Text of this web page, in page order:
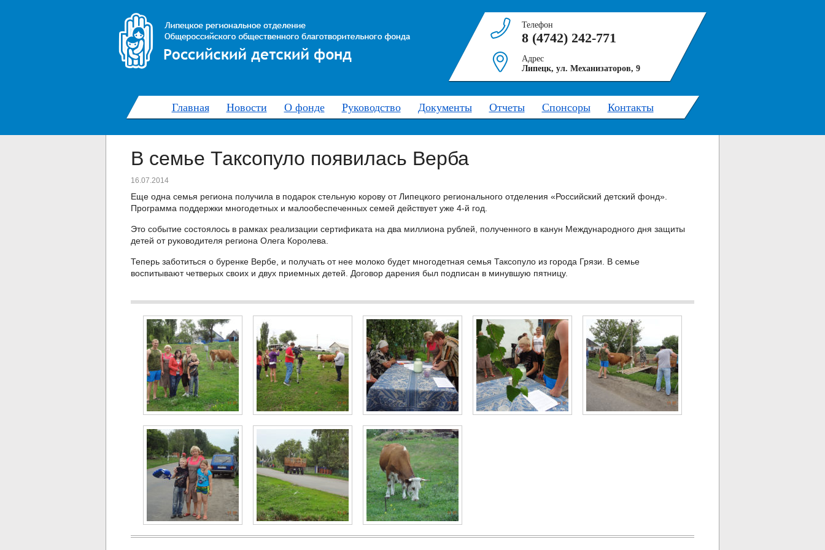
Телефон
8 (4742) 242-771
Адрес
Липецк, ул. Механизаторов, 9
Главная Новости О фонде Руководство Документы Отчеты Спонсоры Контакты
В семье Таксопуло появилась Верба
16.07.2014
Еще одна семья региона получила в подарок стельную корову от Липецкого регионального отделения «Российский детский фонд».
Программа поддержки многодетных и малообеспеченных семей действует уже 4-й год.
Это событие состоялось в рамках реализации сертификата на два миллиона рублей, полученного в канун Международного дня защиты
детей от руководителя региона Олега Королева.
Теперь заботиться о буренке Вербе, и получать от нее молоко будет многодетная семья Таксопуло из города Грязи. В семье
воспитывают четверых своих и двух приемных детей. Договор дарения был подписан в минувшую пятницу.